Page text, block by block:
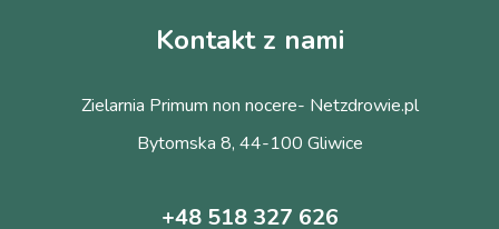
Kontakt z nami
Zielarnia Primum non nocere- Netzdrowie.pl
Bytomska 8, 44-100 Gliwice
+48 518 327 626